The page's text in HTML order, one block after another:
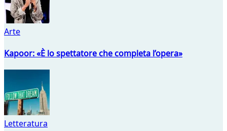
Arte
Kapoor: «È lo spettatore che completa l’opera»
Letteratura